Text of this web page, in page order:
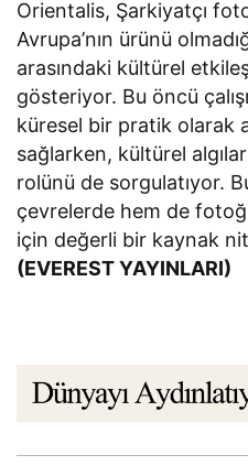
Orientalis, Şarkiyatçı
Avrupa’nın ürünü
arasındaki kültürel
gösteriyor. Bu öncü
küresel bir pratik olarak
sağlarken, kültürel
rolünü de sorgulatıyor.
çevrelerde hem de
için değerli bir kaynak
(EVEREST YAYINLARI)